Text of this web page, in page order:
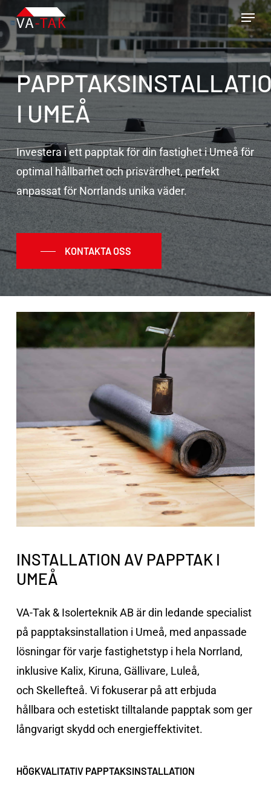
to
main
content
Menu
I UMEÅ
Investera i ett papptak för din fastighet i Umeå för
optimal hållbarhet och prisvärdhet, perfekt
anpassat för Norrlands unika väder.
KONTAKTA OSS
INSTALLATION AV PAPPTAK I
UMEÅ
VA-Tak & Isolerteknik AB är din ledande specialist
på papptaksinstallation i Umeå, med anpassade
lösningar för varje fastighetstyp i hela Norrland,
inklusive Kalix, Kiruna, Gällivare, Luleå,
och Skellefteå. Vi fokuserar på att erbjuda
hållbara och estetiskt tilltalande papptak som ger
långvarigt skydd och energieffektivitet.
HÖGKVALITATIV PAPPTAKSINSTALLATION